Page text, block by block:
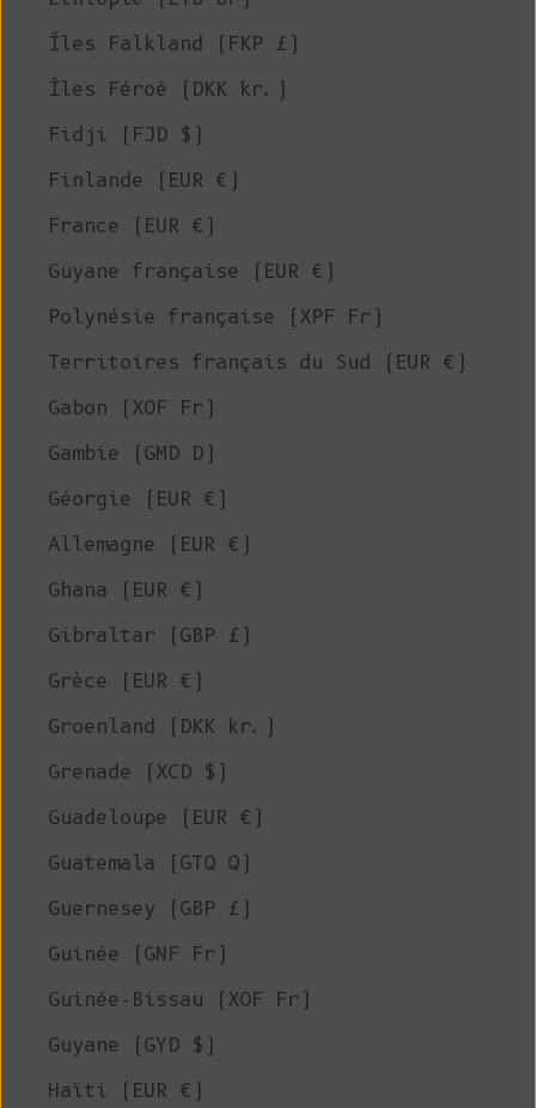
Îles Falkland (FKP £)
Îles Féroé (DKK kr.)
Fidji (FJD $)
Finlande (EUR €)
France (EUR €)
Guyane française (EUR €)
Polynésie française (XPF Fr)
Territoires français du Sud (EUR €)
Gabon (XOF Fr)
Gambie (GMD D)
Géorgie (EUR €)
Allemagne (EUR €)
Ghana (EUR €)
Gibraltar (GBP £)
Grèce (EUR €)
Groenland (DKK kr.)
Grenade (XCD $)
Guadeloupe (EUR €)
Guatemala (GTQ Q)
Guernesey (GBP £)
Guinée (GNF Fr)
Guinée-Bissau (XOF Fr)
Guyane (GYD $)
Haïti (EUR €)